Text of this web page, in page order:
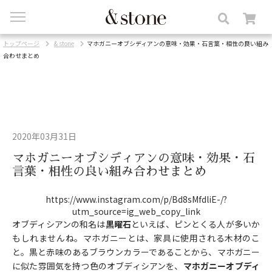
toggle
トップページ & stone
マホガニーオブシディアンの意味・効果・石言葉・相性の良い組み
合わせまとめ
2020年03月31日
マホガニーオブシディアンの意味・効果・石
言葉・相性の良い組み合わせまとめ
https://www.instagram.com/p/Bd8sMfdliE-/?
utm_source=ig_web_copy_link
オブディシアンの和名は黒曜石といえば、ピンとくる人が多いか
もしれませんね。マホガニーとは、家具に使用される木材のこ
と。黒と赤味のあるブラウンカラーであることから、マホガニー
に似た雰囲気を持つ色のオブディシアンを、 マホガニーオブディ